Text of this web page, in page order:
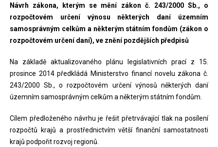
Návrh zákona, kterým se mění zákon č. 243/2000 Sb., o
rozpočtovém určení výnosu některých daní územním
samosprávným celkům a některým státním fondům (zákon o
rozpočtovém určení daní), ve znění pozdějších předpisů
Na základě aktualizovaného plánu legislativních prací z 15.
prosince 2014 předkládá Ministerstvo financí novelu zákona č.
243/2000 Sb., o rozpočtovém určení výnosů některých daní
územním samosprávným celkům a některým státním fondům.
Cílem předloženého návrhu je řešit přetrvávající tlak na posílení
rozpočtů krajů a prostřednictvím větší finanční samostatnosti
krajů podpořit rozvoj regionů.